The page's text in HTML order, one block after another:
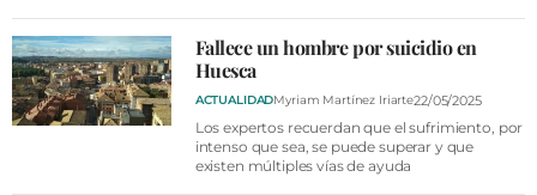
Fallece un hombre por suicidio en
Huesca
ACTUALIDADMyriam Martínez Iriarte22/05/2025
Los expertos recuerdan que el sufrimiento, por
intenso que sea, se puede superar y que
existen múltiples vías de ayuda